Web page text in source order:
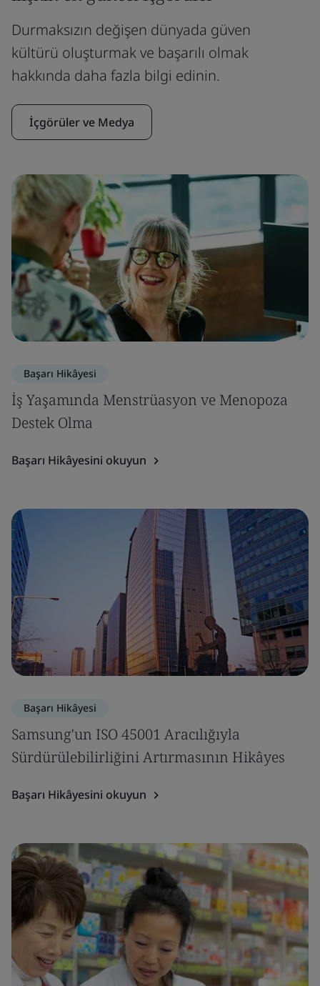
Durmaksızın değişen dünyada güven
kültürü oluşturmak ve başarılı olmak
hakkında daha fazla bilgi edinin.
İçgörüler ve Medya
Başarı Hikâyesi
İş Yaşamında Menstrüasyon ve Menopoza
Destek Olma
Başarı Hikâyesini okuyun
Başarı Hikâyesi
Samsung'un ISO 45001 Aracılığıyla
Sürdürülebilirliğini Artırmasının Hikâyes
Başarı Hikâyesini okuyun